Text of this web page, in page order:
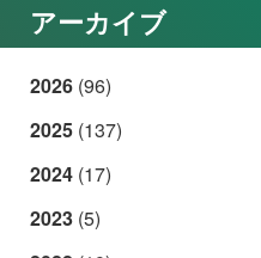
アーカイブ
2026 (96)
2025 (137)
2024 (17)
2023 (5)